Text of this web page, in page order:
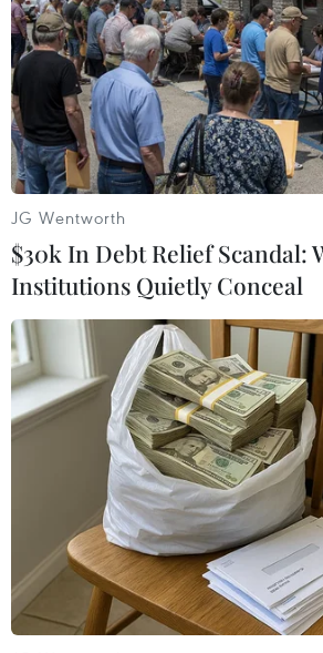
Ngày 26/12, Cơ quan kiểm soát
dịch COVID-19 của Chính phủ
ban hành quy định mới về việc
tác quản lý đối với người nhập
Quốc.
Những người nhập cảnh Trung
xét nghiệm axit nucleic âm tính
giờ trước khi khởi hành có thể
và điền kết quả vào phiếu khai
quan, không cần xin mã sức
quán hoặc Tổng lãnh sự quán
tại các nước.
Những trường hợp nếu có kết
cần đợi đến khi có kết quả âm
Trung Quốc.
Nhà chức trách cũng hủy bỏ
axit nucleic và cách ly tập
các trường hợp nhập cảnh vào
JG Wentworth
$30k In Debt Relief Scandal:
Institutions Quietly Conceal